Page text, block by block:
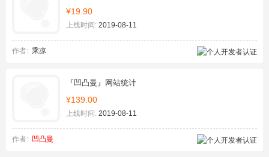
¥19.90
上线时间: 2019-08-11
作者: 乘凉
『凹凸曼』网站统计
¥139.00
上线时间: 2019-08-11
作者: 凹凸曼